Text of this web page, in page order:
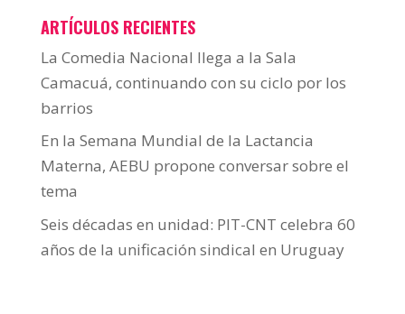
ARTÍCULOS RECIENTES
La Comedia Nacional llega a la Sala
Camacuá, continuando con su ciclo por los
barrios
En la Semana Mundial de la Lactancia
Materna, AEBU propone conversar sobre el
tema
Seis décadas en unidad: PIT-CNT celebra 60
años de la unificación sindical en Uruguay